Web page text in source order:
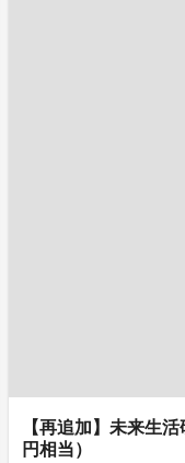
【再追加】未来生
円相当）